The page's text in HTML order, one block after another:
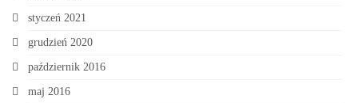
styczeń 2021
grudzień 2020
październik 2016
maj 2016